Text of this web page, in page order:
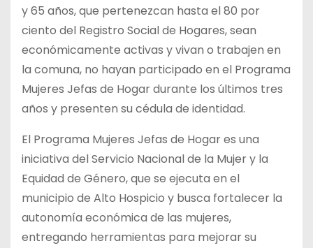
y 65 años, que pertenezcan hasta el 80 por
ciento del Registro Social de Hogares, sean
económicamente activas y vivan o trabajen en
la comuna, no hayan participado en el Programa
Mujeres Jefas de Hogar durante los últimos tres
años y presenten su cédula de identidad.
El Programa Mujeres Jefas de Hogar es una
iniciativa del Servicio Nacional de la Mujer y la
Equidad de Género, que se ejecuta en el
municipio de Alto Hospicio y busca fortalecer la
autonomía económica de las mujeres,
entregando herramientas para mejorar su